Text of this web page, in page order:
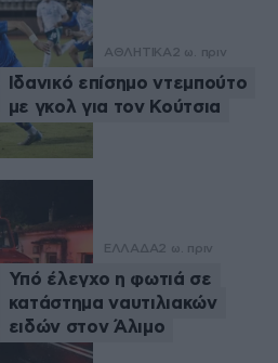
ΑΘΛΗΤΙΚΑ 2 ω. πριν
Ιδανικό επίσημο ντεμπούτο
με γκολ για τον Κούτσια
ΕΛΛΑΔΑ2 ω. πριν
Υπό έλεγχο η φωτιά σε
κατάστημα ναυτιλιακών
ειδών στον Άλιμο